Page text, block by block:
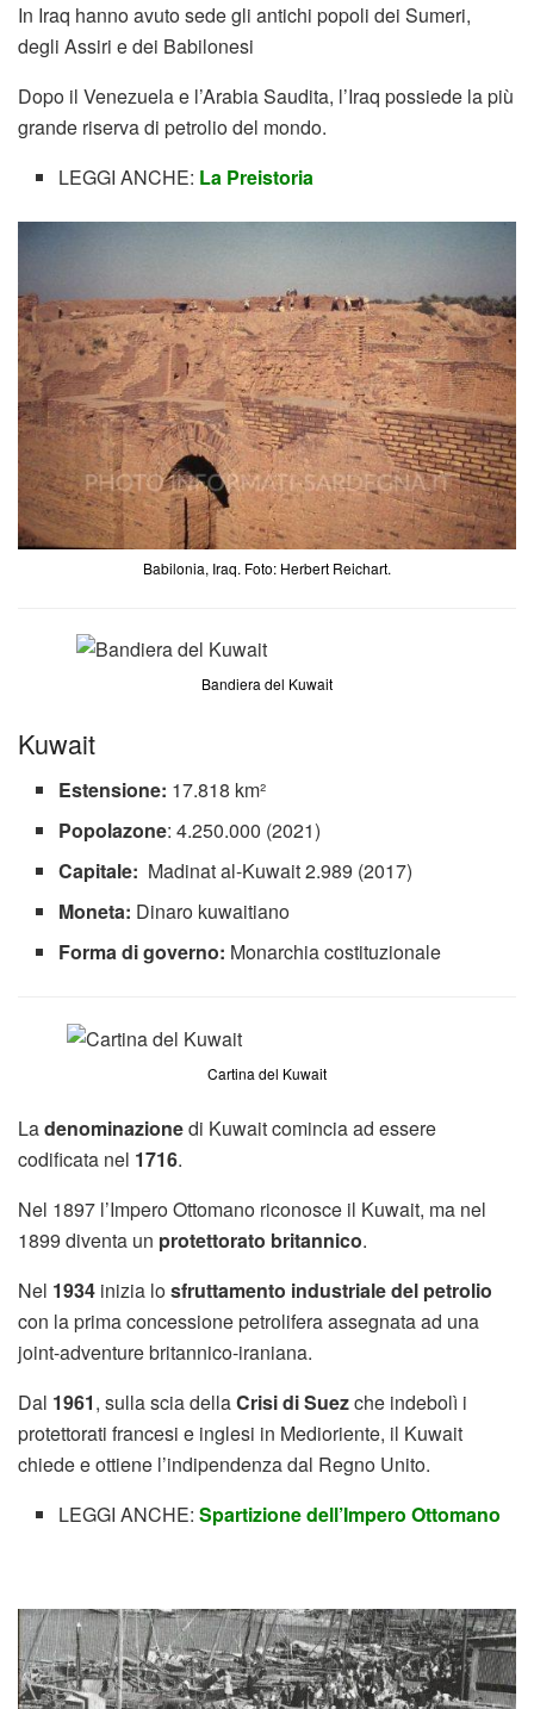
In Iraq hanno avuto sede gli antichi popoli dei Sumeri,
degli Assiri e dei Babilonesi
Dopo il Venezuela e l’Arabia Saudita, l’Iraq possiede la più
grande riserva di petrolio del mondo.
LEGGI ANCHE: La Preistoria
Babilonia, Iraq. Foto: Herbert Reichart.
Bandiera del Kuwait
Kuwait
Estensione: 17.818 km²
Popolazone: 4.250.000 (2021)
Capitale: Madinat al-Kuwait 2.989 (2017)
Moneta: Dinaro kuwaitiano
Forma di governo: Monarchia costituzionale
Cartina del Kuwait
Ladenominazionedi Kuwait comincia ad essere
codificata nel 1716.
Nel 1897 l’Impero Ottomano riconosce il Kuwait, ma nel
1899 diventa un protettorato britannico.
Nel 1934 inizia losfruttamento industriale del petrolio
con la prima concessione petrolifera assegnata ad una
joint-adventure britannico-iraniana.
Dal 1961, sulla scia dellaCrisi di Suezche indebolì i
protettorati francesi e inglesi in Medioriente, il Kuwait
chiede e ottiene l’indipendenza dal Regno Unito.
LEGGI ANCHE:Spartizione dell’Impero Ottomano